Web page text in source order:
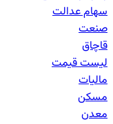
سهام عدالت
صنعت
قاچاق
لیست قیمت
مالیات
مسکن
معدن